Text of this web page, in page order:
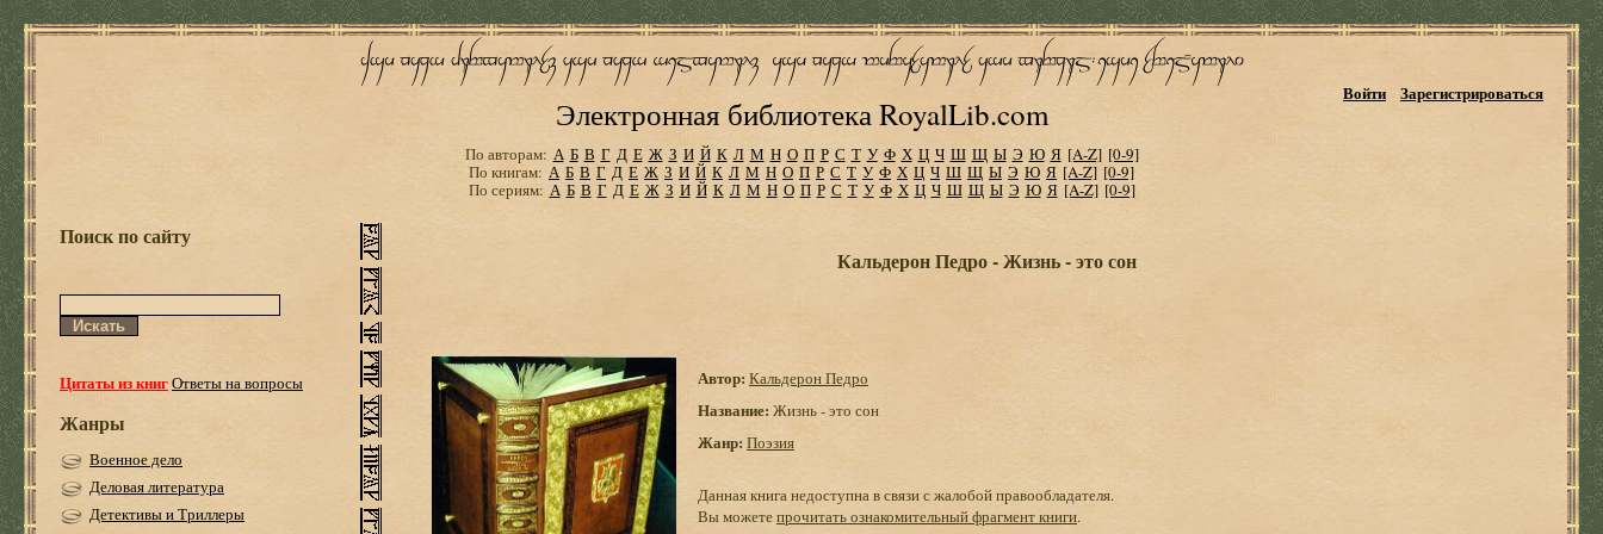
Электронная библиотека RoyalLib.com
Войти Зарегистрироваться
По авторам: А Б В Г Д Е Ж З И Й К Л М Н О П Р С Т У Ф Х Ц Ч Ш Щ Ы Э Ю Я [A-Z] [0-9]
По книгам: А Б В Г Д Е Ж З И Й К Л М Н О П Р С Т У Ф Х Ц Ч Ш Щ Ы Э Ю Я [A-Z] [0-9]
По сериям: А Б В Г Д Е Ж З И Й К Л М Н О П Р С Т У Ф Х Ц Ч Ш Щ Ы Э Ю Я [A-Z] [0-9]
Поиск по сайту
Цитаты из книгОтветы на вопросы
Жанры
Военное дело
Деловая литература
Детективы и Триллеры
Кальдерон Педро - Жизнь - это сон
Автор: Кальдерон Педро
Название: Жизнь - это сон
Жанр: Поэзия
Данная книга недоступна в связи с жалобой правообладателя.
Вы можетепрочитать ознакомительный фрагмент книги.